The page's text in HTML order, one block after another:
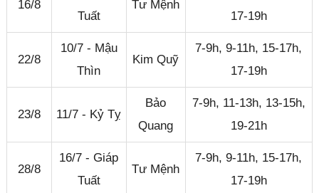
16/8
Tuất
Tư Mệnh
17-19h
22/8
10/7 - Mậu
Thìn
Kim Quỹ
7-9h, 9-11h, 15-17h,
17-19h
23/8 11/7 - Kỷ Tỵ
Bảo
Quang
7-9h, 11-13h, 13-15h,
19-21h
28/8
16/7 - Giáp
Tuất
Tư Mệnh
7-9h, 9-11h, 15-17h,
17-19h